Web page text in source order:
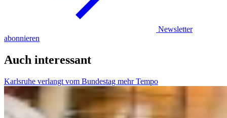
Newsletter
abonnieren
Auch interessant
Karlsruhe verlangt vom Bundestag mehr Tempo